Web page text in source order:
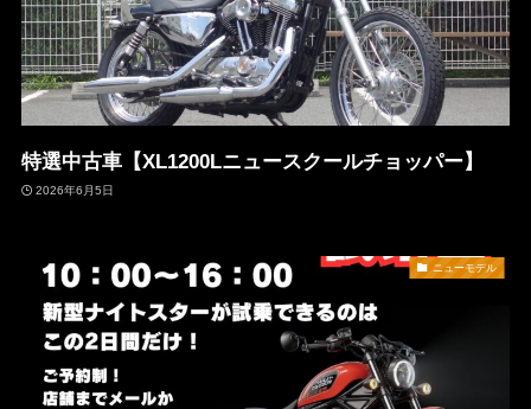
特選中古車【XL1200Lニュースクールチョッパー】
2026年6月5日
ニューモデル